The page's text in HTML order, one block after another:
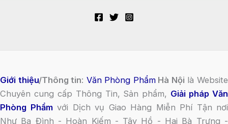
Giới thiệu/Thông tin: Văn Phòng PhẩmHà Nội là Website
Chuyên cung cấp Thông Tin, Sản phẩm, Giải pháp Văn
Phòng Phẩm với Dịch vụ Giao Hàng Miễn Phí Tận nơi
Như Ba Đình - Hoàn Kiếm - Tây Hồ - Hai Bà Trưng -